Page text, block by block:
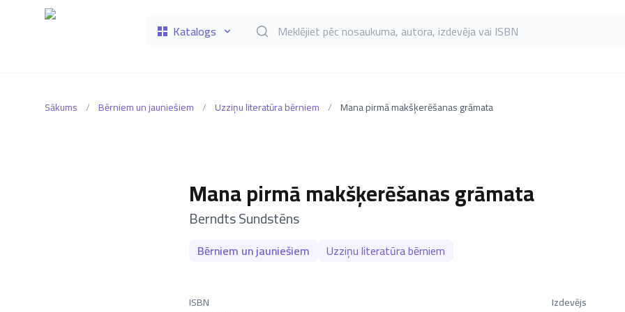
Katalogs Meklēt grāmatas pēc nosaukuma, autora, izdevēja vai ISBN
Sākums / Bērniem un jauniešiem / Uzziņu literatūra bērniem / Mana pirmā makšķerēšanas grāmata
Mana pirmā makšķerēšanas grāmata
–
Berndts Sundstēns
Bērniem un jauniešiem Uzziņu literatūra bērniem
ISBN Izdevējs